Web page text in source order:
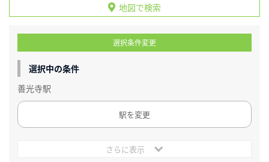
地図で検索
選択条件変更
選択中の条件
善光寺駅
駅を変更
さらに表示